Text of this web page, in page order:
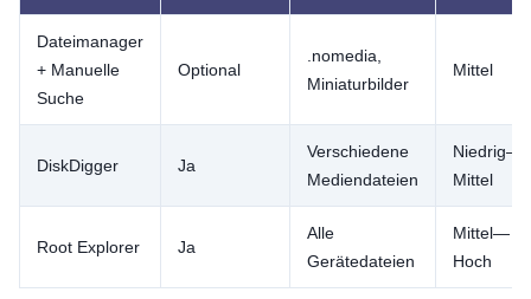
Dateimanager
+ Manuelle
Suche
Optional
.nomedia,
Miniaturbilder
Mittel
DiskDigger Ja
Verschiedene
Mediendateien
Niedrig—
Mittel
Root Explorer Ja
Alle
Gerätedateien
Mittel—
Hoch